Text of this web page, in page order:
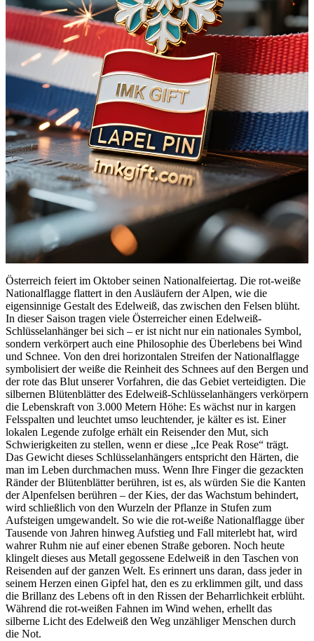
Österreich feiert im Oktober seinen Nationalfeiertag. Die rot-weiße
Nationalflagge flattert in den Ausläufern der Alpen, wie die
eigensinnige Gestalt des Edelweiß, das zwischen den Felsen blüht.
In dieser Saison tragen viele Österreicher einen Edelweiß-
Schlüsselanhänger bei sich – er ist nicht nur ein nationales Symbol,
sondern verkörpert auch eine Philosophie des Überlebens bei Wind
und Schnee. Von den drei horizontalen Streifen der Nationalflagge
symbolisiert der weiße die Reinheit des Schnees auf den Bergen und
der rote das Blut unserer Vorfahren, die das Gebiet verteidigten. Die
silbernen Blütenblätter des Edelweiß-Schlüsselanhängers verkörpern
die Lebenskraft von 3.000 Metern Höhe: Es wächst nur in kargen
Felsspalten und leuchtet umso leuchtender, je kälter es ist. Einer
lokalen Legende zufolge erhält ein Reisender den Mut, sich
Schwierigkeiten zu stellen, wenn er diese „Ice Peak Rose“ trägt.
Das Gewicht dieses Schlüsselanhängers entspricht den Härten, die
man im Leben durchmachen muss. Wenn Ihre Finger die gezackten
Ränder der Blütenblätter berühren, ist es, als würden Sie die Kanten
der Alpenfelsen berühren – der Kies, der das Wachstum behindert,
wird schließlich von den Wurzeln der Pflanze in Stufen zum
Aufsteigen umgewandelt. So wie die rot-weiße Nationalflagge über
Tausende von Jahren hinweg Aufstieg und Fall miterlebt hat, wird
wahrer Ruhm nie auf einer ebenen Straße geboren. Noch heute
klingelt dieses aus Metall gegossene Edelweiß in den Taschen von
Reisenden auf der ganzen Welt. Es erinnert uns daran, dass jeder in
seinem Herzen einen Gipfel hat, den es zu erklimmen gilt, und dass
die Brillanz des Lebens oft in den Rissen der Beharrlichkeit erblüht.
Während die rot-weißen Fahnen im Wind wehen, erhellt das
silberne Licht des Edelweiß den Weg unzähliger Menschen durch
die Not.